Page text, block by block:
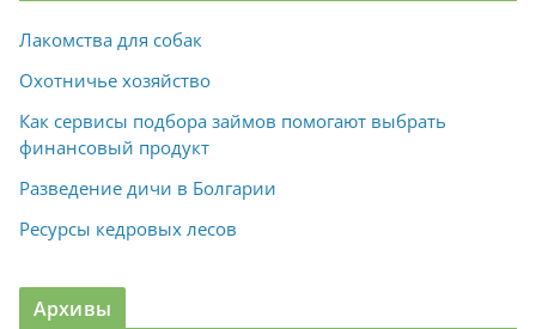
Лакомства для собак
Охотничье хозяйство
Как сервисы подбора займов помогают выбрать
финансовый продукт
Разведение дичи в Болгарии
Ресурсы кедровых лесов
Архивы